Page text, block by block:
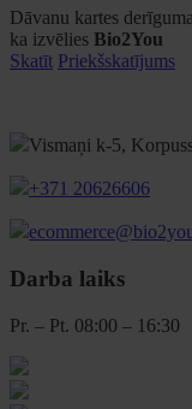
Dāvanu kartes
ka izvēlies Bio2You
Skatīt Priekšskatījums
Vismaņi k-5,
+371 20626606
Darba laiks
Pr. – Pt. 08:00 – 16:30